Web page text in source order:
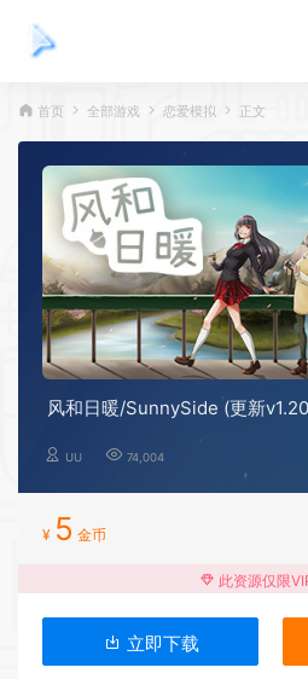
首页 全部游戏 恋爱模拟 正文
风和日暖/SunnySide (更新
UU 74,004
¥ 5 金币
此资源仅限
立即下载